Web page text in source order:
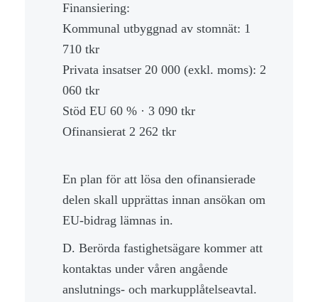
Finansiering:
Kommunal utbyggnad av stomnät: 1
710 tkr
Privata insatser 20 000 (exkl. moms): 2
060 tkr
Stöd EU 60 % · 3 090 tkr
Ofinansierat 2 262 tkr
En plan för att lösa den ofinansierade
delen skall upprättas innan ansökan om
EU-bidrag lämnas in.
D. Berörda fastighetsägare kommer att
kontaktas under våren angående
anslutnings- och markupplåtelseavtal.